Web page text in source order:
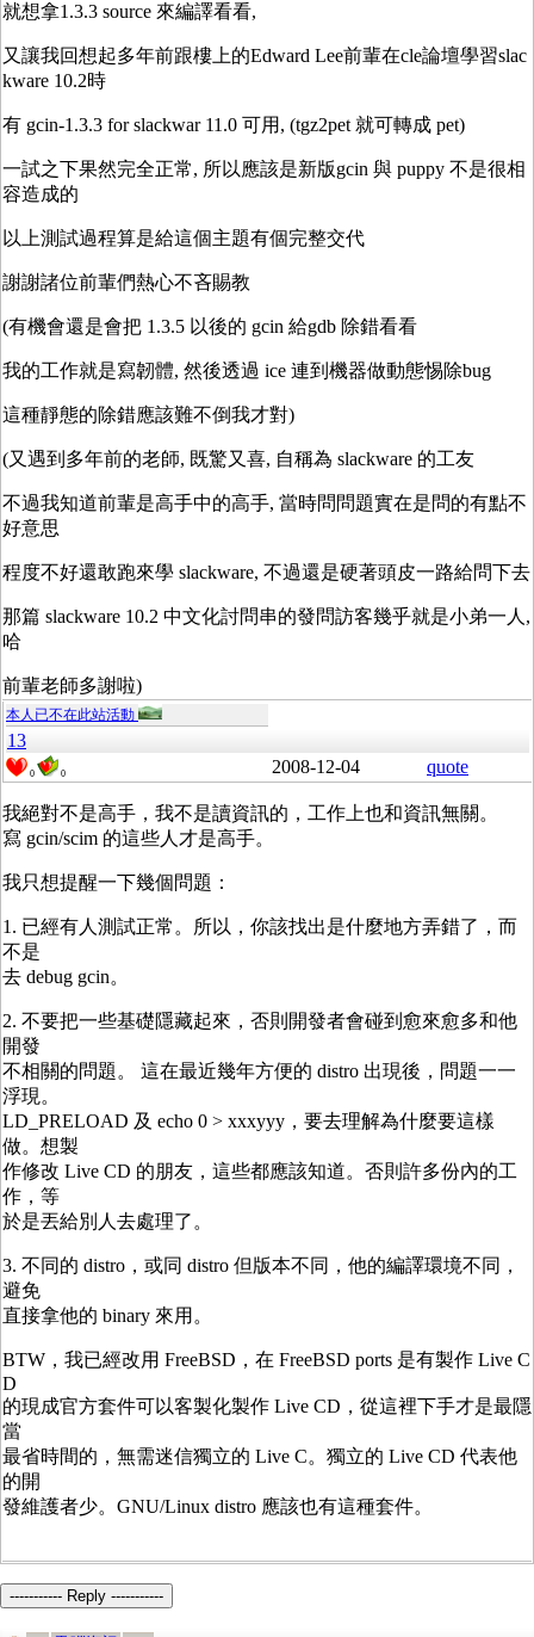
就想拿1.3.3 source 來編譯看看,
又讓我回想起多年前跟樓上的Edward Lee前輩在cle論壇學習slac
kware 10.2時
有 gcin-1.3.3 for slackwar 11.0 可用, (tgz2pet 就可轉成 pet)
一試之下果然完全正常, 所以應該是新版gcin 與 puppy 不是很相
容造成的
以上測試過程算是給這個主題有個完整交代
謝謝諸位前輩們熱心不吝賜教
(有機會還是會把 1.3.5 以後的 gcin 給gdb 除錯看看
我的工作就是寫韌體, 然後透過 ice 連到機器做動態惕除bug
這種靜態的除錯應該難不倒我才對)
(又遇到多年前的老師, 既驚又喜, 自稱為 slackware 的工友
不過我知道前輩是高手中的高手, 當時問問題實在是問的有點不
好意思
程度不好還敢跑來學 slackware, 不過還是硬著頭皮一路給問下去
那篇 slackware 10.2 中文化討問串的發問訪客幾乎就是小弟一人,
哈
前輩老師多謝啦)
本人已不在此站活動
13
0 0 2008-12-04 quote
我絕對不是高手，我不是讀資訊的，工作上也和資訊無關。
寫 gcin/scim 的這些人才是高手。
我只想提醒一下幾個問題：
1. 已經有人測試正常。所以，你該找出是什麼地方弄錯了，而
不是
去 debug gcin。
2. 不要把一些基礎隱藏起來，否則開發者會碰到愈來愈多和他
開發
不相關的問題。 這在最近幾年方便的 distro 出現後，問題一一
浮現。
LD_PRELOAD 及 echo 0 > xxxyyy，要去理解為什麼要這樣
做。想製
作修改 Live CD 的朋友，這些都應該知道。否則許多份內的工
作，等
於是丟給別人去處理了。
3. 不同的 distro，或同 distro 但版本不同，他的編譯環境不同，
避免
直接拿他的 binary 來用。
BTW，我已經改用 FreeBSD，在 FreeBSD ports 是有製作 Live C
D
的現成官方套件可以客製化製作 Live CD，從這裡下手才是最隱
當
最省時間的，無需迷信獨立的 Live C。獨立的 Live CD 代表他
的開
發維護者少。GNU/Linux distro 應該也有這種套件。
----------- Reply -----------